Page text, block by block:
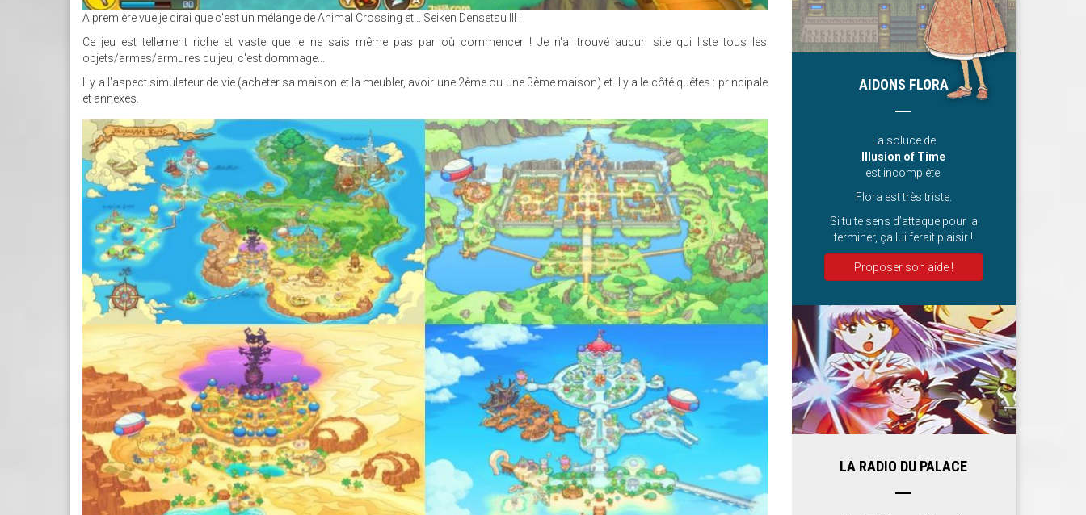
A première vue je dirai que c'est un mélange de Animal Crossing et... Seiken Densetsu III !
Ce jeu est tellement riche et vaste que je ne sais même pas par où commencer ! Je n'ai trouvé aucun site qui liste tous les
objets/armes/armures du jeu, c'est dommage...
Il y a l'aspect simulateur de vie (acheter sa maison et la meubler, avoir une 2ème ou une 3ème maison) et il y a le côté quêtes : principale
et annexes.
SANS_TITRE_5.JPG
AIDONS FLORA
La soluce de
Illusion of Time
est incomplète.
Flora est très triste.
Si tu te sens d’attaque pour la
terminer, ça lui ferait plaisir !
Proposer son aide !
LA RADIO DU PALACE